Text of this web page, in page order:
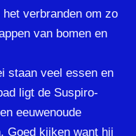
verbranden om zo
van bomen en
staan veel essen en
ligt de Suspiro-
eeuwenoude
Goed kijken want hij